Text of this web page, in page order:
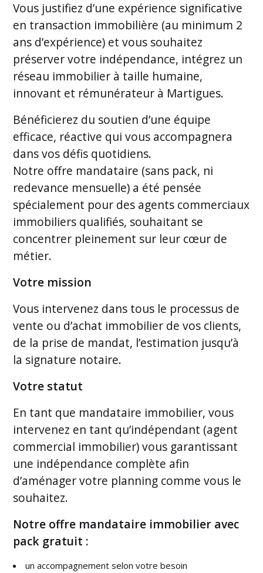
Vous justifiez d’une expérience significative
en transaction immobilière (au minimum 2
ans d’expérience) et vous souhaitez
préserver votre indépendance, intégrez un
réseau immobilier à taille humaine,
innovant et rémunérateur à Martigues.
Bénéficierez du soutien d’une équipe
efficace, réactive qui vous accompagnera
dans vos défis quotidiens.
Notre offre mandataire (sans pack, ni
redevance mensuelle) a été pensée
spécialement pour des agents commerciaux
immobiliers qualifiés, souhaitant se
concentrer pleinement sur leur cœur de
métier.
Votre mission
Vous intervenez dans tous le processus de
vente ou d’achat immobilier de vos clients,
de la prise de mandat, l’estimation jusqu’à
la signature notaire.
Votre statut
En tant que mandataire immobilier, vous
intervenez en tant qu’indépendant (agent
commercial immobilier) vous garantissant
une indépendance complète afin
d’aménager votre planning comme vous le
souhaitez.
Notre offre mandataire immobilier avec
pack gratuit :
un accompagnement selon votre besoin